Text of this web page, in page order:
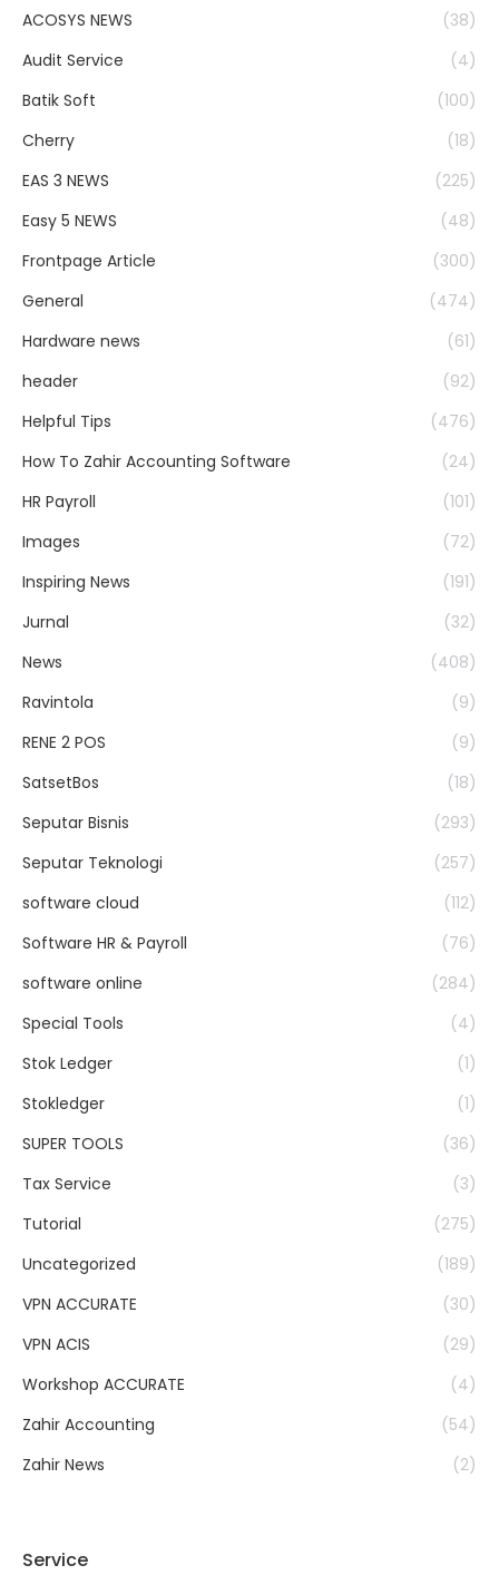
ACOSYS NEWS
(38)
Audit Service
(4)
Batik Soft
(100)
Cherry
(18)
EAS 3 NEWS
(225)
Easy 5 NEWS
(48)
Frontpage Article
(300)
General
(474)
Hardware news
(61)
header
(92)
Helpful Tips
(476)
How To Zahir Accounting Software
(24)
HR Payroll
(101)
Images
(72)
Inspiring News
(191)
Jurnal
(32)
News
(408)
Ravintola
(9)
RENE 2 POS
(9)
SatsetBos
(18)
Seputar Bisnis
(293)
Seputar Teknologi
(257)
software cloud
(112)
Software HR & Payroll
(76)
software online
(284)
Special Tools
(4)
Stok Ledger
(1)
Stokledger
(1)
SUPER TOOLS
(36)
Tax Service
(3)
Tutorial
(275)
Uncategorized
(189)
VPN ACCURATE
(30)
VPN ACIS
(29)
Workshop ACCURATE
(4)
Zahir Accounting
(54)
Zahir News
(2)
Service